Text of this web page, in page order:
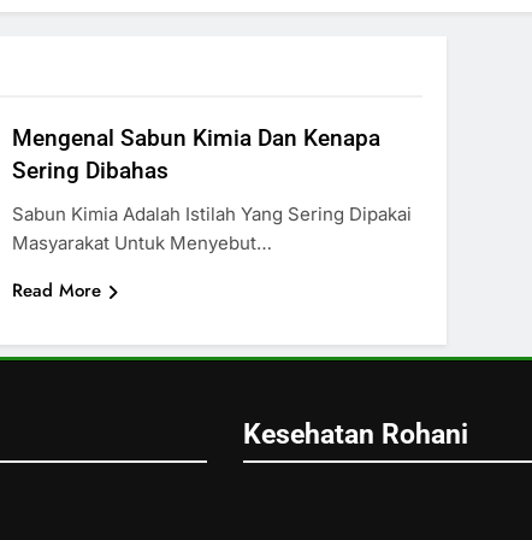
Mengenal Sabun Kimia Dan Kenapa
Sering Dibahas
Sabun Kimia Adalah Istilah Yang Sering Dipakai
Masyarakat Untuk Menyebut…
Read More
Kesehatan Rohani